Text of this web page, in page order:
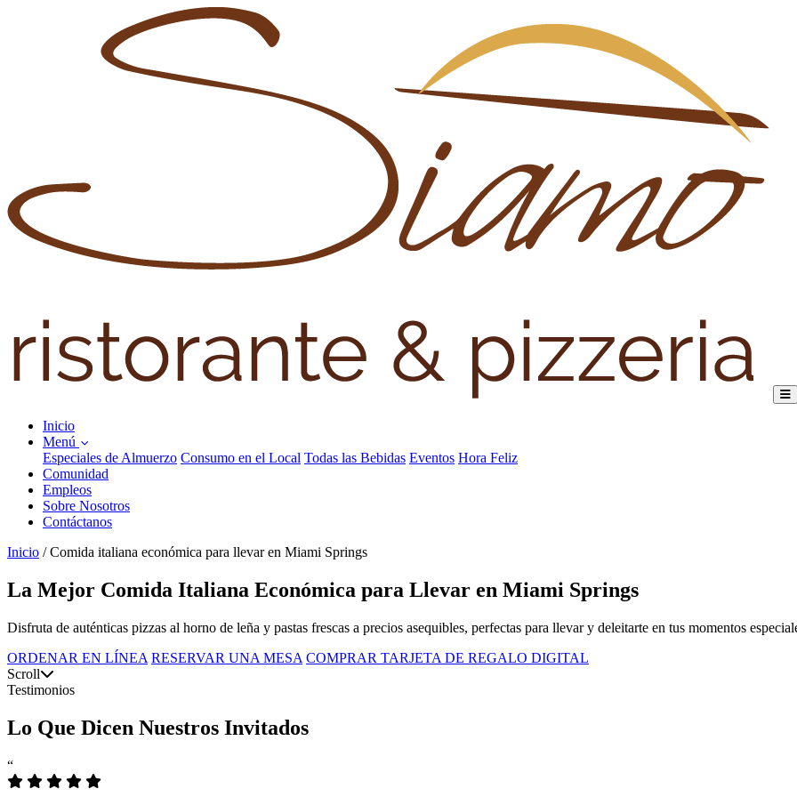
Inicio
Menú
Especiales de Almuerzo Consumo en el Local Todas las Bebidas Eventos Hora Feliz
Comunidad
Empleos
Sobre Nosotros
Contáctanos
Inicio / Comida italiana económica para llevar en Miami Springs
La Mejor Comida Italiana Económica para Llevar en Miami Springs
Disfruta de auténticas pizzas al horno de leña y pastas frescas a precios asequibles, perfectas para llevar y deleitarte en tus momentos
ORDENAR EN LÍNEA RESERVAR UNA MESA COMPRAR TARJETA DE REGALO DIGITAL
Scroll
Testimonios
Lo Que Dicen Nuestros Invitados
“